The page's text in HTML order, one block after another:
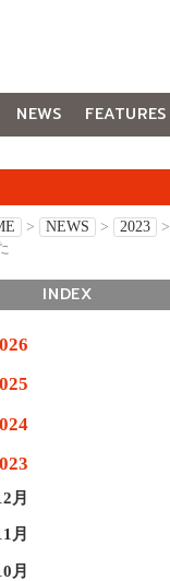
NEWS FEATURES
> NEWS > 2023 >
INDEX
月
月
月